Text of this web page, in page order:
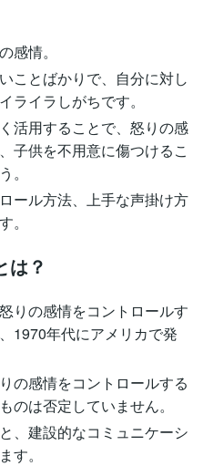
感情。
ことばかりで、自分に対し
ライラしがちです。
活用することで、怒りの感
子供を不用意に傷つけるこ
。
ール方法、上手な声掛け方
。
は？
りの感情をコントロールす
1970年代にアメリカで発
の感情をコントロールする
のは否定していません。
、建設的なコミュニケーシ
す。